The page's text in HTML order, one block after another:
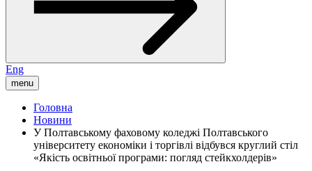
Eng
menu
Головна
Новини
У Полтавському фаховому коледжі Полтавського
університету економіки і торгівлі відбувся круглий стіл
«Якість освітньої програми: погляд стейкхолдерів»